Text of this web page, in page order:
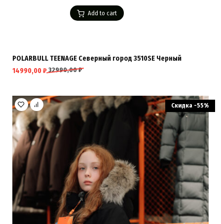
Add to cart
POLARBULL TEENAGE Северный город 3510SE Черный
32990,00₽
14990,00₽
Скидка -55%